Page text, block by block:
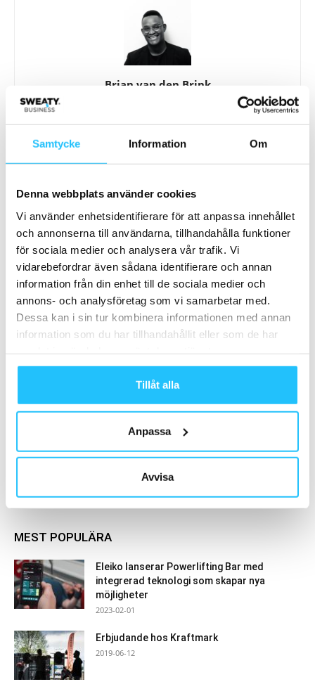
Samtycke Information Om
Denna webbplats använder cookies
Vi använder enhetsidentifierare för att anpassa innehållet
och annonserna till användarna, tillhandahålla funktioner
för sociala medier och analysera vår trafik. Vi
vidarebefordrar även sådana identifierare och annan
information från din enhet till de sociala medier och
annons- och analysföretag som vi samarbetar med.
Dessa kan i sin tur kombinera informationen med annan
information som du har tillhandahållit eller som de har
Tillåt alla
Anpassa
Avvisa
Brian van den Brink
Stark medlems- och intäktsökning för
den europeiska träningsbranschen
under 2024
PureGym ökar takten på den
Blink Fitness
Samarbete
MEST POPULÄRA
Eleiko lanserar Powerlifting Bar med
integrerad teknologi som skapar nya
möjligheter
2023-02-01
Erbjudande hos Kraftmark
2019-06-12